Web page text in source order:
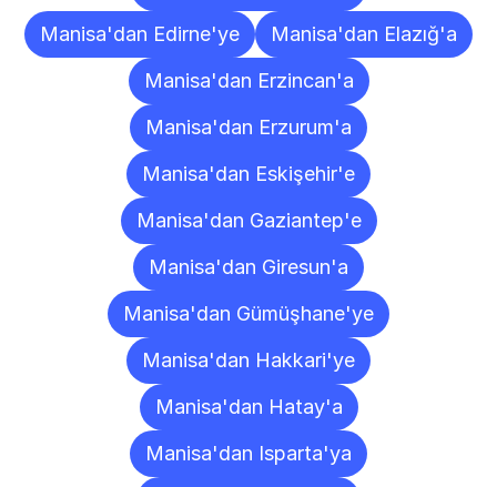
Manisa'dan Edirne'ye
Manisa'dan Elazığ'a
Manisa'dan Erzincan'a
Manisa'dan Erzurum'a
Manisa'dan Eskişehir'e
Manisa'dan Gaziantep'e
Manisa'dan Giresun'a
Manisa'dan Gümüşhane'ye
Manisa'dan Hakkari'ye
Manisa'dan Hatay'a
Manisa'dan Isparta'ya